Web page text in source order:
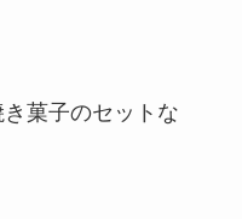
菓子のセットな